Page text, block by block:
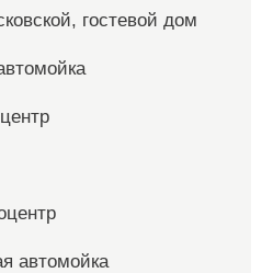
гостевой дом
автомойка